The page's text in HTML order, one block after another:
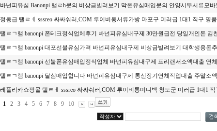
바넌피유심 Banonpi 탤ㄹh문의 비상금빌려보기 막폰유심매입문의 안양시무서류모바
정동급 탤ㄹㅔ sssreo 싸싸숴러,COM 루이비통서류가방 마포구 미러급 1대1 직구 명
탤ㄹㄱ램 banonpi 폰테크정식업체후기 바넌피유심내구제 30만원급전 당일개인돈 김
탤ㄹㄱ램 banonpi 대포선불유심가격 바넌피유심내구제 비상금빌려보기 대학생용돈
탤ㄹㄱ램 banonpi 선불폰유심매입정식업체 바넌피유심내구제 프리랜서소액대출 연
탤ㄹㄱ램 banonpi 달심매입합니다 바넌피유심내구제 통신장기연체작업대출 주말소
레플리카쇼핑몰 탤ㄹㅔ sssreo 싸싸숴러,COM 루이비통미니백 청도군 미러급 1대1 직
1 2 3 4 5 6 7 8 9 10